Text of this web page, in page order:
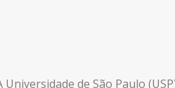
Universidade de São Paulo